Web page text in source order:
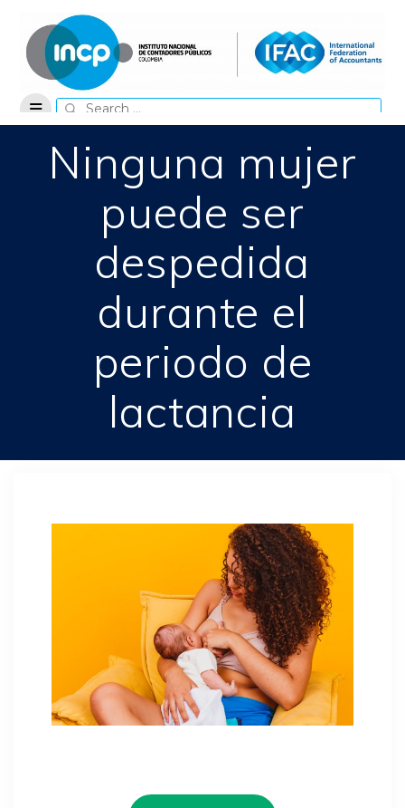
content
Search
for:
Ninguna mujer
puede ser
despedida
durante el
periodo de
lactancia